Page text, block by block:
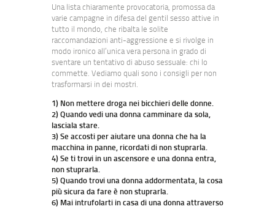
Una lista chiaramente provocatoria, promossa da
varie campagne in difesa del gentil sesso attive in
tutto il mondo, che ribalta le solite
raccomandazioni anti-aggressione e si rivolge in
modo ironico all’unica vera persona in grado di
sventare un tentativo di abuso sessuale: chi lo
commette. Vediamo quali sono i consigli per non
trasformarsi in dei mostri.
1) Non mettere droga nei bicchieri delle donne.
2) Quando vedi una donna camminare da sola,
lasciala stare.
3) Se accosti per aiutare una donna che ha la
macchina in panne, ricordati di non stuprarla.
4) Se ti trovi in un ascensore e una donna entra,
non stuprarla.
5) Quando trovi una donna addormentata, la cosa
più sicura da fare è non stuprarla.
6) Mai intrufolarti in casa di una donna attraverso